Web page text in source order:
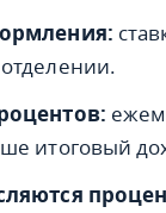
итоговый